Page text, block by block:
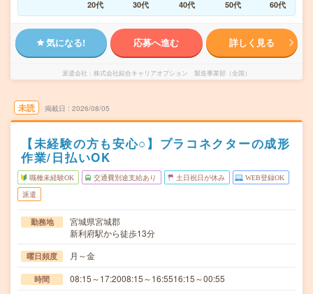
20代
30代 40代 50代 60代
気になる! 応募へ進む 詳しく見る
派遣会社 株式会社綜合キャリアオプション 製造事業部（全国）
未読 掲載日 2026/08/05
【未経験の方も安心○】プラコネクターの成形
作業/日払いOK
職種未経験OK 交通費別途支給あり 土日祝日が休み WEB登録OK
派遣
勤務地
宮城県宮城郡
新利府駅から徒歩13分
曜日頻度 月～金
時間 08:15～17:2008:15～16:5516:15～00:55